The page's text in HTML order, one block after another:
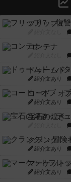
フリップ７
コンテナ
ドゥームド
紹介文あり
コード・オ
紹介文あり
宝石の煌き
クランク! ：
紹介文あり
マーケット
紹介文あり